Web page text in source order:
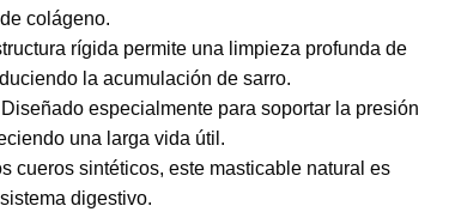
colágeno.
rígida permite una limpieza profunda de
la acumulación de sarro.
Diseñado especialmente para soportar la presión
una larga vida útil.
cueros sintéticos, este masticable natural es
digestivo.